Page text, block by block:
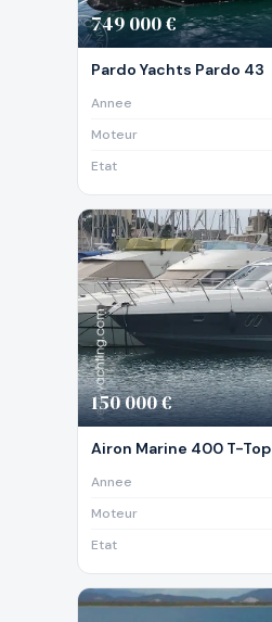
749 000 €
Pardo Yachts Pardo 43
Annee
Moteur
Etat
150 000 €
Airon Marine 400 T-Top
Annee
Moteur
Etat